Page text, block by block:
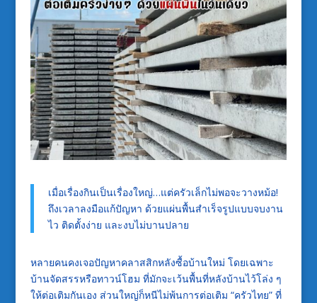
เมื่อเรื่องกินเป็นเรื่องใหญ่…แต่ครัวเล็กไม่พอจะวางหม้อ!
ถึงเวลาลงมือแก้ปัญหา ด้วยแผ่นพื้นสำเร็จรูปแบบจบงาน
ไว ติดตั้งง่าย และงบไม่บานปลาย
หลายคนคงเจอปัญหาคลาสสิกหลังซื้อบ้านใหม่ โดยเฉพาะ
บ้านจัดสรรหรือทาวน์โฮม ที่มักจะเว้นพื้นที่หลังบ้านไว้โล่ง ๆ
ให้ต่อเติมกันเอง ส่วนใหญ่ก็หนีไม่พ้นการต่อเติม “ครัวไทย” ที่